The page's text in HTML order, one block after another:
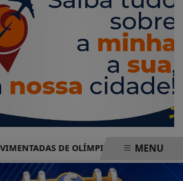
DE OLÍMPIA COMPLETO – PRONTO
MENU